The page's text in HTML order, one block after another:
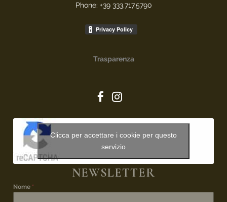
Phone: +39 333.717.5790
Trasparenza
Clicca per accettare i cookie per questo
servizio
NEWSLETTER
Nome *